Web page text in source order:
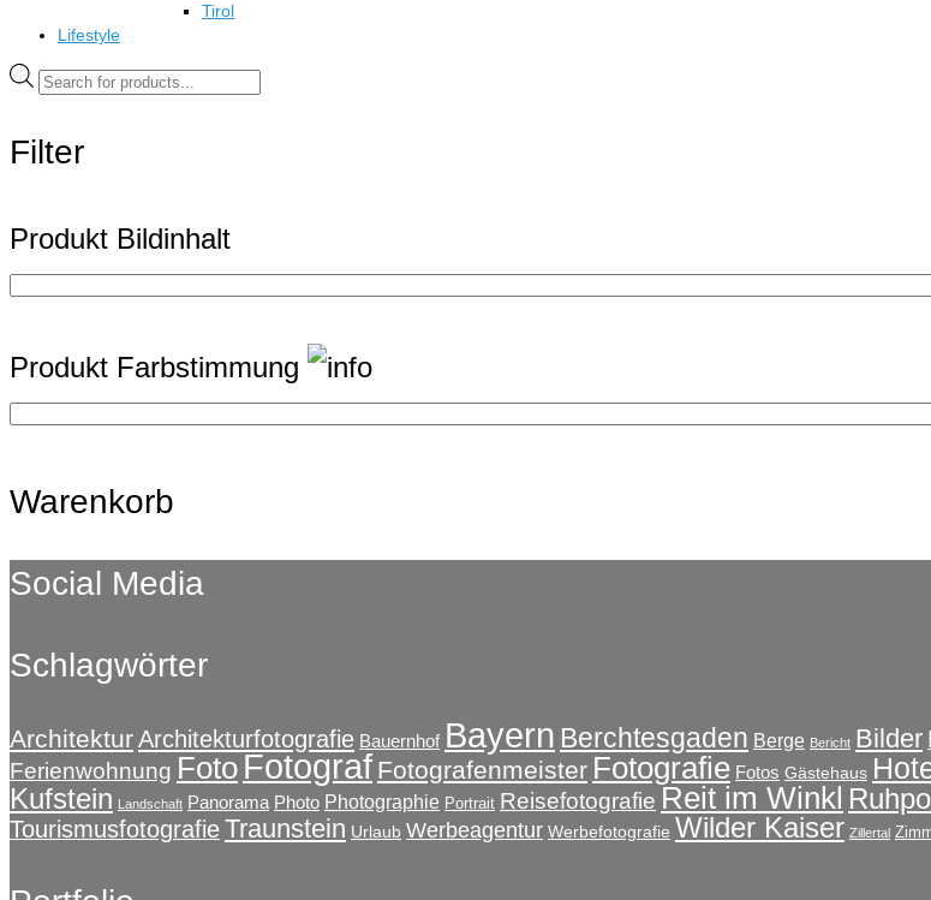
Tirol
Lifestyle
Products
search
Filter
Produkt Bildinhalt
Produkt Farbstimmung
Warenkorb
Social Media
Schlagwörter
ArchitekturArchitekturfotografie Bauernhof Bayern Berchtesgaden Berge Bericht Bilder
Ferienwohnung Foto Fotograf Fotografenmeister Fotografie Fotos Gästehaus
Kufstein Landschaft Panorama Photo Photographie Portrait Reisefotografie Reit im Winkl
TourismusfotografieTraunstein Urlaub Werbeagentur Werbefotografie Wilder Kaiser Zillertal